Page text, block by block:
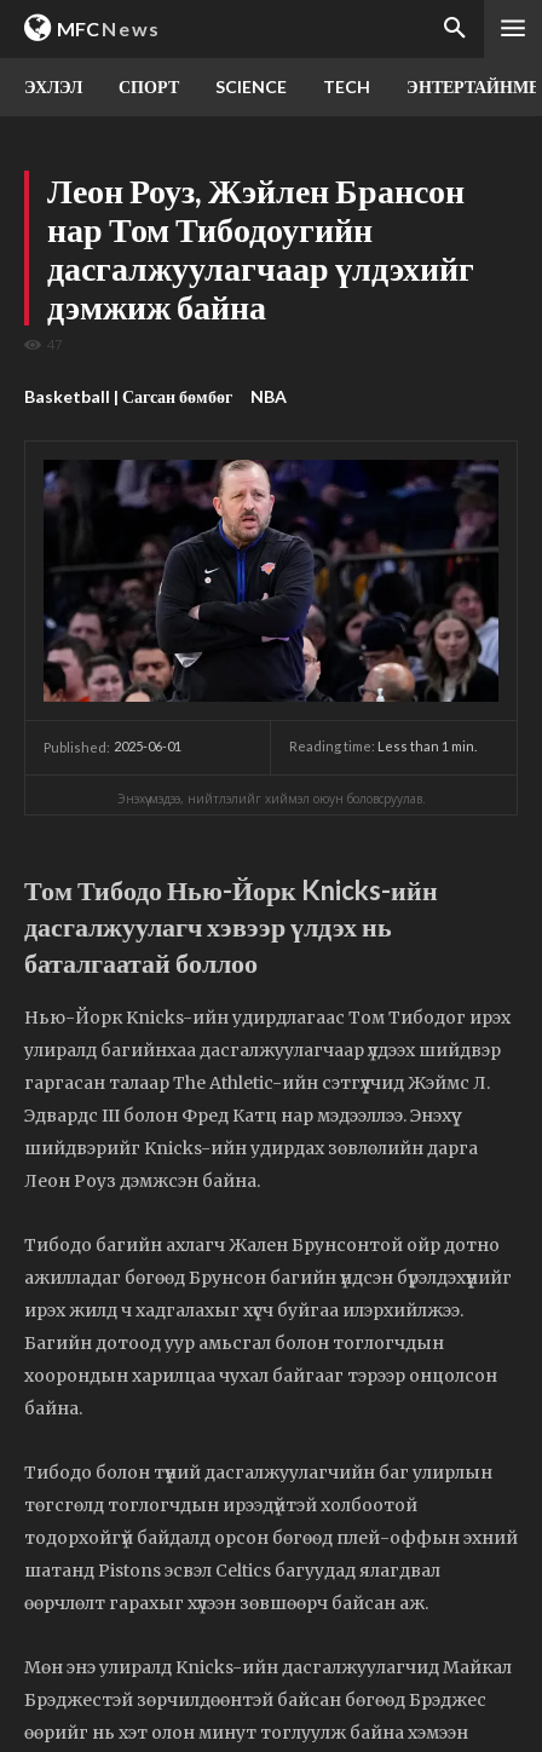
MFCNews
ЭХЛЭЛ СПОРТ SCIENCE TECH
Леон Роуз, Жэйлен Брансон
нар Том Тибодоугийн
дасгалжуулагчаар үлдэхийг
дэмжиж байна
47
Basketball | Сагсан бөмбөг NBA
Published: 2025-06-01 Reading time: Less than 1 min.
Энэхүү мэдээ, нийтлэлийг хиймэл оюун боловсруулав.
Том Тибодо Нью-Йорк Knicks-ийн
дасгалжуулагч хэвээр үлдэх нь
баталгаатай боллоо
Нью-Йорк Knicks-ийн удирдлагаас Том Тибодог ирэх
улиралд багийнхаа дасгалжуулагчаар үлдээх шийдвэр
гаргасан талаар The Athletic-ийн сэтгүүлчид Жэймс Л.
Эдвардс III болон Фред Катц нар мэдээллээ. Энэхүү
шийдвэрийг Knicks-ийн удирдах зөвлөлийн дарга
Леон Роуз дэмжсэн байна.
Тибодо багийн ахлагч Жален Брунсонтой ойр дотно
ажилладаг бөгөөд Брунсон багийн үндсэн бүрэлдэхүүнийг
ирэх жилд ч хадгалахыг хүсч буйгаа илэрхийлжээ.
Багийн дотоод уур амьсгал болон тоглогчдын
хоорондын харилцаа чухал байгааг тэрээр онцолсон
байна.
Тибодо болон түүний дасгалжуулагчийн баг улирлын
төгсгөлд тоглогчдын ирээдүйтэй холбоотой
тодорхойгүй байдалд орсон бөгөөд плей-оффын эхний
шатанд Pistons эсвэл Celtics багуудад ялагдвал
өөрчлөлт гарахыг хүлээн зөвшөөрч байсан аж.
Мөн энэ улиралд Knicks-ийн дасгалжуулагчид Майкал
Брэджестэй зөрчилдөөнтэй байсан бөгөөд Брэджес
өөрийг нь хэт олон минут тоглуулж байна хэмээн